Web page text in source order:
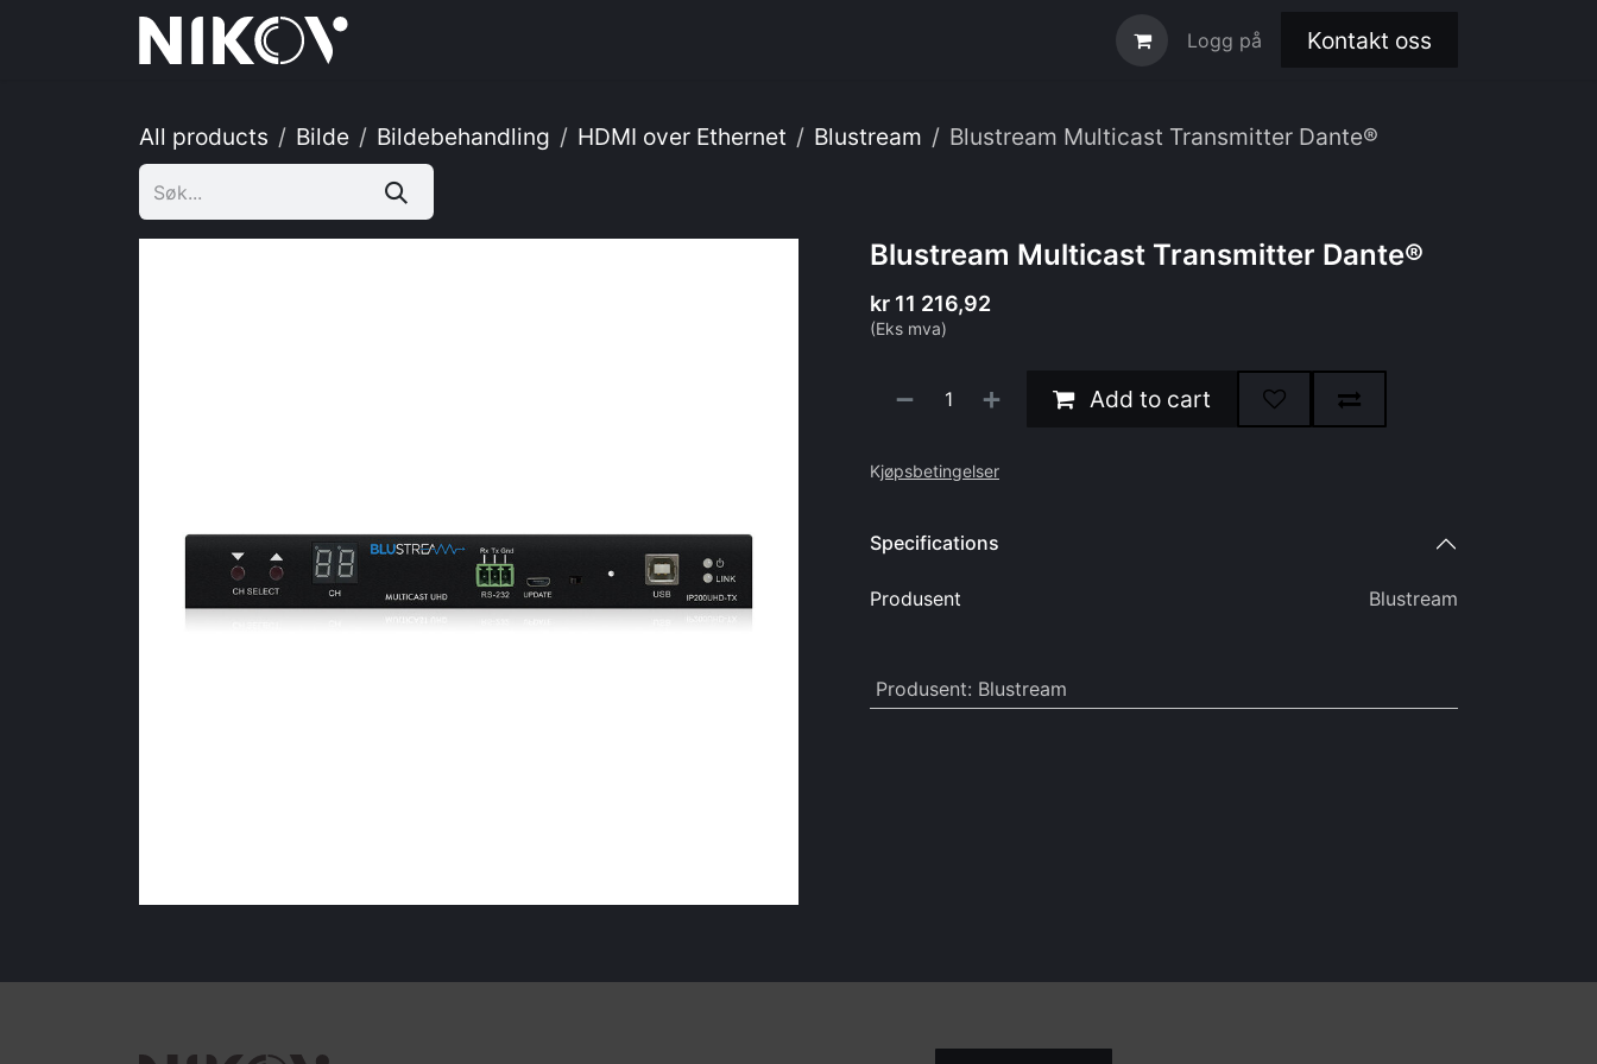
Skip to Content
Logg på Kontakt oss
All products Bilde Bildebehandling HDMI over Ethernet Blustream Blustream Multicast Transmitter Dante®
Blustream Multicast Transmitter Dante®
kr 11 216,92
(Eks mva)
Add to cart
Kjøpsbetingelser
Specifications
Produsent Blustream
Produsent: Blustream